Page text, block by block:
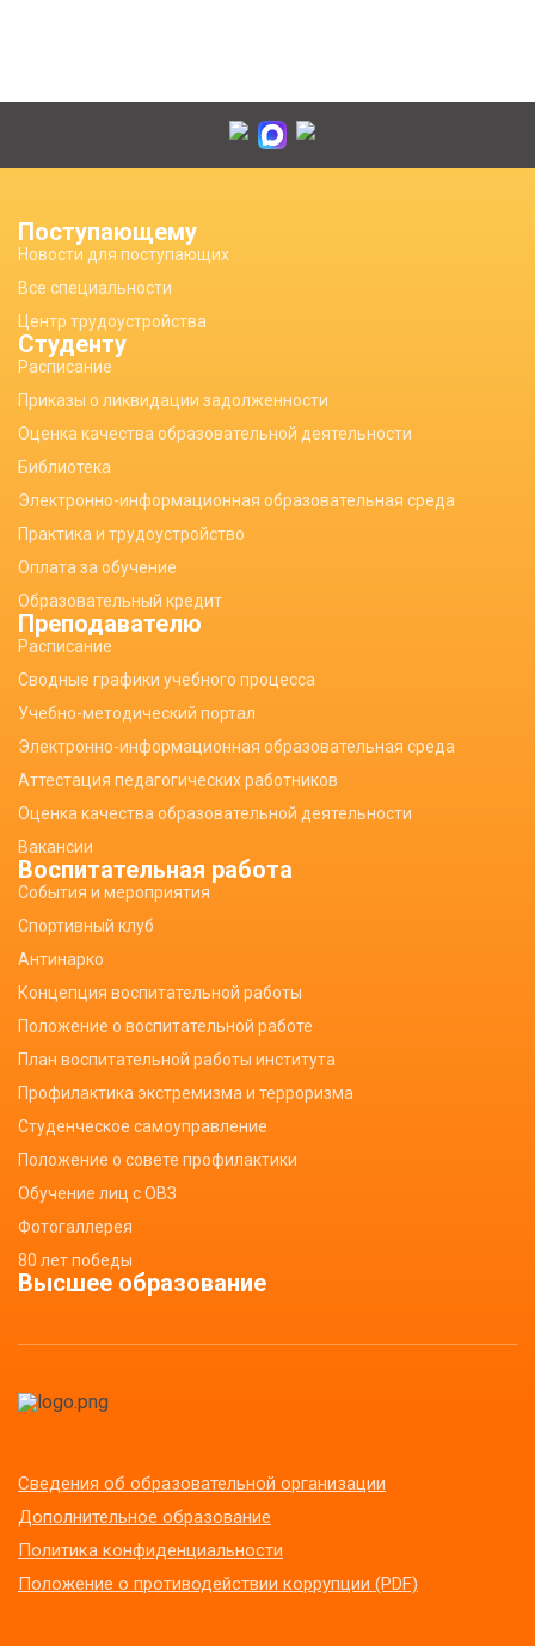
Поступающему
Новости для поступающих
Все специальности
Центр трудоустройства
Студенту
Расписание
Приказы о ликвидации задолженности
Оценка качества образовательной деятельности
Библиотека
Электронно-информационная образовательная среда
Практика и трудоустройство
Оплата за обучение
Образовательный кредит
Преподавателю
Расписание
Сводные графики учебного процесса
Учебно-методический портал
Электронно-информационная образовательная среда
Аттестация педагогических работников
Оценка качества образовательной деятельности
Вакансии
Воспитательная работа
События и мероприятия
Спортивный клуб
Антинарко
Концепция воспитательной работы
Положение о воспитательной работе
План воспитательной работы института
Профилактика экстремизма и терроризма
Студенческое самоуправление
Положение о совете профилактики
Обучение лиц с ОВЗ
Фотогаллерея
80 лет победы
Высшее образование
Сведения об образовательной организации
Дополнительное образование
Политика конфиденциальности
Положение о противодействии коррупции (PDF)